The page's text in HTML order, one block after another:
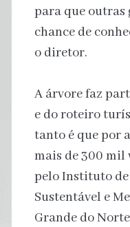
para que outras
chance de
o diretor.
A árvore faz
e do roteiro
tanto é que por
mais de 300
pelo Instituto
Sustentável e
Grande do